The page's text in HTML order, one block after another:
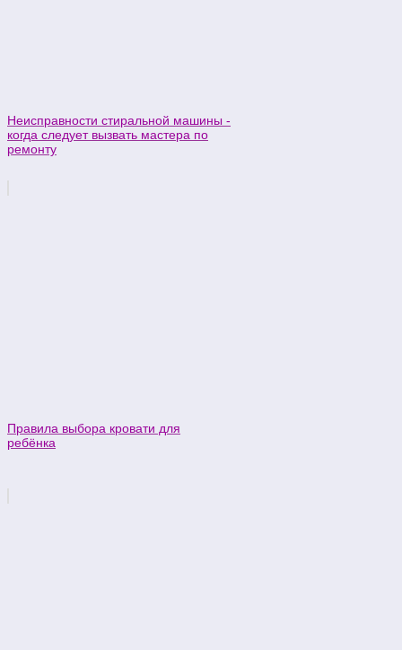
Неисправности стиральной машины -
когда следует вызвать мастера по
ремонту
Правила выбора кровати для
ребёнка